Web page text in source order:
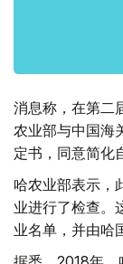
消息称，在第二
农业部与中国海
定书，同意简化
哈农业部表示，
业进行了检查。
业名单，并由哈